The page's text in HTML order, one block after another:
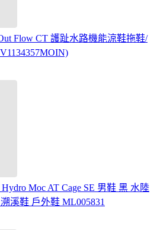
Flow CT 護趾水路機能涼鞋拖鞋/
Moc AT Cage SE 男鞋 黑 水陸
溪鞋 戶外鞋 ML005831